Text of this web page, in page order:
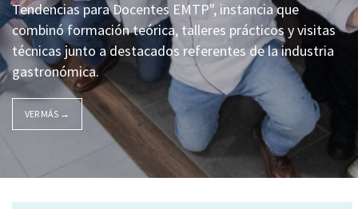
Tendencias para Docentes EMTP", instancia que
combinó formación teórica, talleres prácticos y visitas
técnicas junto a destacados referentes de la industria
gastronómica.
VER MÁS →